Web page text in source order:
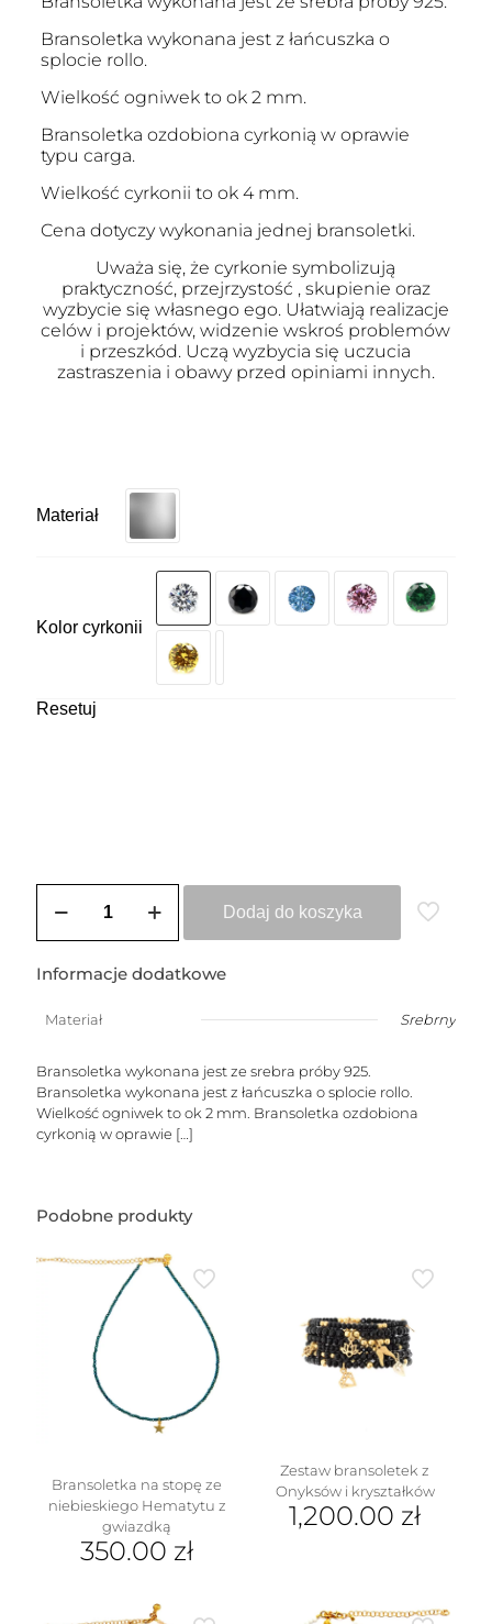
Bransoletka wykonana jest z łańcuszka o
splocie rollo.
Wielkość ogniwek to ok 2 mm.
Bransoletka ozdobiona cyrkonią w oprawie
typu carga.
Wielkość cyrkonii to ok 4 mm.
Cena dotyczy wykonania jednej bransoletki.
Uważa się, że cyrkonie symbolizują
praktyczność, przejrzystość , skupienie oraz
wyzbycie się własnego ego. Ułatwiają realizacje
celów i projektów, widzenie wskroś problemów
i przeszkód. Uczą wyzbycia się uczucia
zastraszenia i obawy przed opiniami innych.
Materiał
Kolor cyrkonii
Resetuj
Bransoletka
Dodaj do koszyka
Informacje dodatkowe
Materiał Srebrny
Bransoletka wykonana jest ze srebra próby 925.
Bransoletka wykonana jest z łańcuszka o splocie rollo.
Wielkość ogniwek to ok 2 mm. Bransoletka ozdobiona
cyrkonią w oprawie […]
Podobne produkty
Bransoletka na stopę ze
niebieskiego Hematytu z
gwiazdką
350.00 zł
Zestaw bransoletek z
Onyksów i kryształków
1,200.00 zł